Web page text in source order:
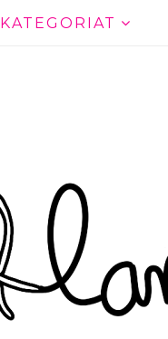
KATEGORIAT